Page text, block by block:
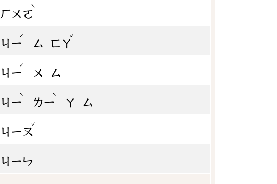
ㄏㄨㄛ
ˋ
ㄐㄧ
ˊ
ㄙ ㄈㄚ
ˇ
ㄐㄧ
ˊ
ㄨ ㄙ
ㄐㄧ
ˋ
ㄌㄧ
ˋ
ㄚ ㄙ
ㄐㄧㄡ
ˇ
ㄐㄧㄣ